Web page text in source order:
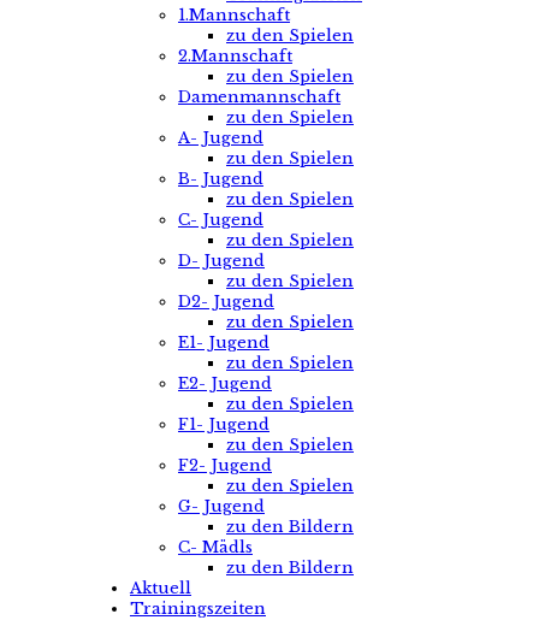
1.Mannschaft
zu den Spielen
2.Mannschaft
zu den Spielen
Damenmannschaft
zu den Spielen
A- Jugend
zu den Spielen
B- Jugend
zu den Spielen
C- Jugend
zu den Spielen
D- Jugend
zu den Spielen
D2- Jugend
zu den Spielen
E1- Jugend
zu den Spielen
E2- Jugend
zu den Spielen
F1- Jugend
zu den Spielen
F2- Jugend
zu den Spielen
G- Jugend
zu den Bildern
C- Mädls
zu den Bildern
Aktuell
Trainingszeiten